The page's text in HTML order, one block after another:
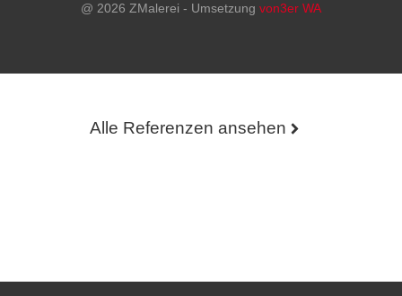
@ 2026 ZMalerei - Umsetzung von3er WA
Alle Referenzen ansehen